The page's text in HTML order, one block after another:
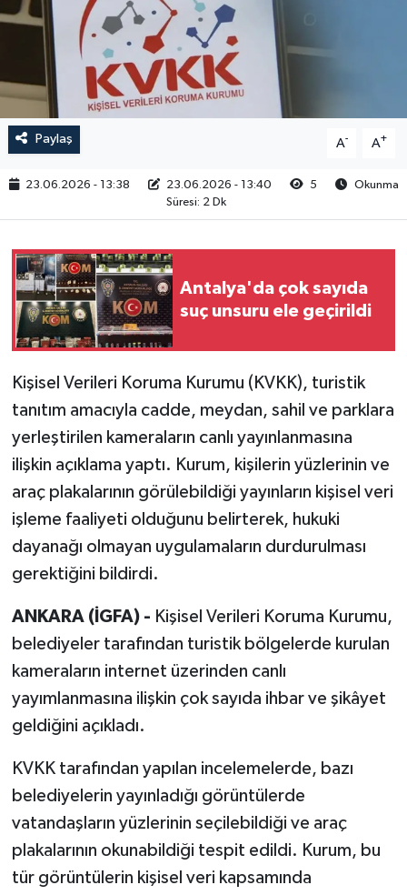
Paylaş A- A+
23.06.2026 - 13:38 23.06.2026 - 13:40 5
Okunma
Süresi: 2 Dk
Antalya'da çok sayıda
suç unsuru ele geçirildi
Kişisel Verileri Koruma Kurumu (KVKK), turistik
tanıtım amacıyla cadde, meydan, sahil ve parklara
yerleştirilen kameraların canlı yayınlanmasına
ilişkin açıklama yaptı. Kurum, kişilerin yüzlerinin ve
araç plakalarının görülebildiği yayınların kişisel veri
işleme faaliyeti olduğunu belirterek, hukuki
dayanağı olmayan uygulamaların durdurulması
gerektiğini bildirdi.
ANKARA (İGFA) - Kişisel Verileri Koruma Kurumu,
belediyeler tarafından turistik bölgelerde kurulan
kameraların internet üzerinden canlı
yayımlanmasına ilişkin çok sayıda ihbar ve şikâyet
geldiğini açıkladı.
KVKK tarafından yapılan incelemelerde, bazı
belediyelerin yayınladığı görüntülerde
vatandaşların yüzlerinin seçilebildiği ve araç
plakalarının okunabildiği tespit edildi. Kurum, bu
tür görüntülerin kişisel veri kapsamında
RESMİ İLAN